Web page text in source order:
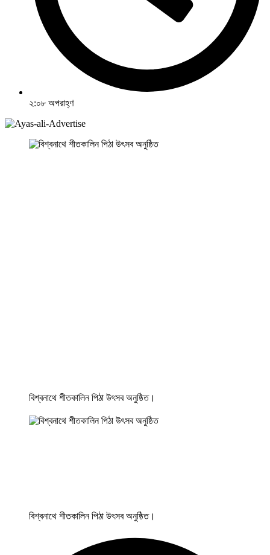
২:০৮ অপরাহ্ণ
বিশ্বনাথে শীতকালিন পিঠা উৎসব অনুষ্ঠিত।
বিশ্বনাথে শীতকালিন পিঠা উৎসব অনুষ্ঠিত।